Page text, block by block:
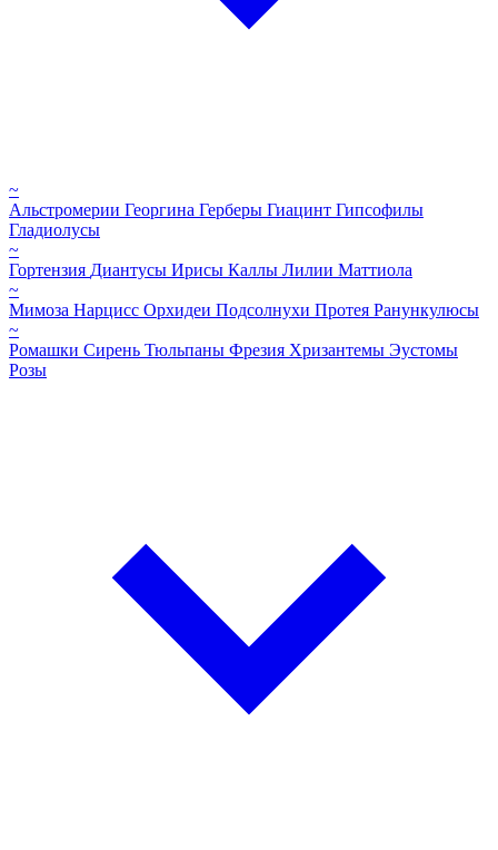
~
Альстромерии Георгина Герберы Гиацинт Гипсофилы
Гладиолусы
~
Гортензия Диантусы Ирисы Каллы Лилии Маттиола
~
Мимоза Нарцисс Орхидеи Подсолнухи Протея Ранункулюсы
~
Ромашки Сирень Тюльпаны Фрезия Хризантемы Эустомы
Розы